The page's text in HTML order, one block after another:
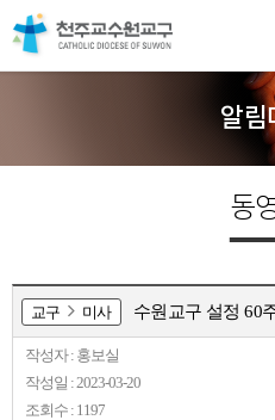
알림
동
교구 미사 수원교구 설정 60
작성자 : 홍보실
작성일 : 2023-03-20
조회수 : 1197